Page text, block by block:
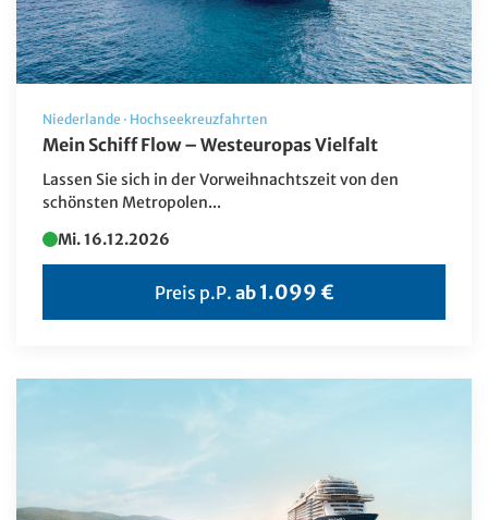
Silvesterreisen
Sonderfahrten
Specials
Städte-/Musikreisen
Tagesfahrten
Weihnachtsreisen
FR – Smarte Leserreise
Hochsee-Kreuzfahrten
Sonderangebote
Andorra
Barbados
Niederlande · Hochseekreuzfahrten
Mein Schiff Flow – Westeuropas Vielfalt
Lassen Sie sich in der Vorweihnachtszeit von den
schönsten Metropolen...
Mi. 16.12.2026
Preis p.P. ab 1.099 €